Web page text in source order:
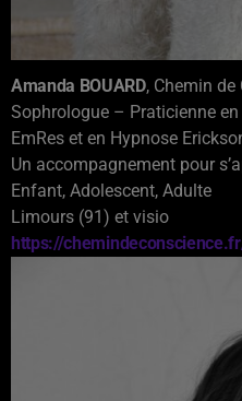
Amanda BOUARD, Chemin de
Sophrologue – Praticienne
EmRes et en Hypnose
Un accompagnement pour
Enfant, Adolescent, Adulte
Limours (91) et visio
https://